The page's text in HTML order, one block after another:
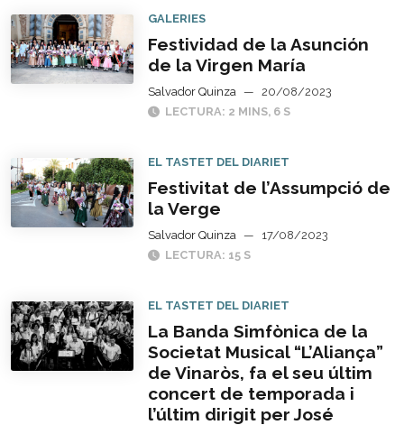
GALERIES
Festividad de la Asunción
de la Virgen María
Salvador Quinza — 20/08/2023
LECTURA: 2 MINS, 6 S
EL TASTET DEL DIARIET
Festivitat de l’Assumpció de
la Verge
Salvador Quinza —
17/08/2023
LECTURA: 15 S
EL TASTET DEL DIARIET
La Banda Simfònica de la
Societat Musical “L’Aliança”
de Vinaròs, fa el seu últim
concert de temporada i
l’últim dirigit per José